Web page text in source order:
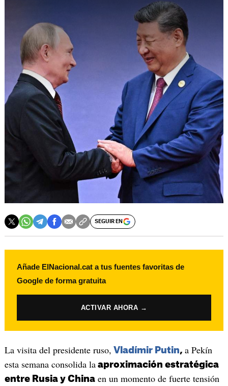
SEGUIR EN
Añade ElNacional.cat a tus fuentes favoritas de
Google de forma gratuita
ACTIVAR AHORA →
La visita del presidente ruso, Vladímir Putin, a Pekín
esta semana consolida laaproximación estratégica
entre Rusia y Chinaen un momento de fuerte tensión